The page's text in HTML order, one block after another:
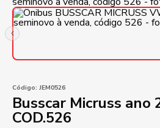
Código: JEM0526
Busscar Micruss ano
COD.526